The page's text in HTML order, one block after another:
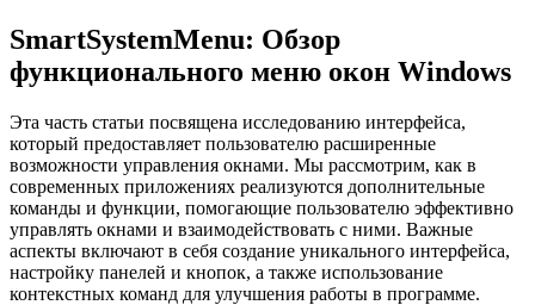
SmartSystemMenu: Обзор
функционального меню окон Windows
Эта часть статьи посвящена исследованию интерфейса,
который предоставляет пользователю расширенные
возможности управления окнами. Мы рассмотрим, как в
современных приложениях реализуются дополнительные
команды и функции, помогающие пользователю эффективно
управлять окнами и взаимодействовать с ними. Важные
аспекты включают в себя создание уникального интерфейса,
настройку панелей и кнопок, а также использование
контекстных команд для улучшения работы в программе.